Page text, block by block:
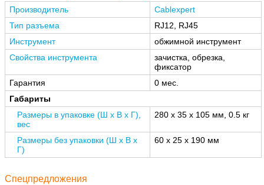
Производитель
Cablexpert
Тип разъема
RJ12, RJ45
Инструмент
обжимной инструмент
Свойства инструмента
зачистка, обрезка,
фиксатор
Гарантия
0 мес.
Габариты
Размеры в упаковке (Ш x В x Г),
вес
280 x 35 x 105 мм, 0.5 кг
Размеры без упаковки (Ш x В x
Г)
60 x 25 x 190 мм
Спецпредложения